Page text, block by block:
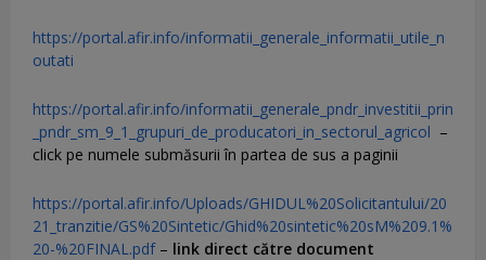
https://portal.afir.info/informatii_generale_informatii_utile_n
outati
https://portal.afir.info/informatii_generale_pndr_investitii_prin
_pndr_sm_9_1_grupuri_de_producatori_in_sectorul_agricol –
click pe numele submăsurii în partea de sus a paginii
https://portal.afir.info/Uploads/GHIDUL%20Solicitantului/20
21_tranzitie/GS%20Sintetic/Ghid%20sintetic%20sM%209.1%
20-%20FINAL.pdf– link direct către document